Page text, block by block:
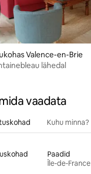
Valence-en-Brie
lähedal
vaadata
Kuhu minna?
Paadid
Île-de-France